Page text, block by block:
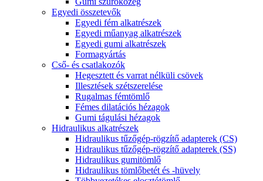
Egyedi összetevők
Egyedi fém alkatrészek
Egyedi műanyag alkatrészek
Egyedi gumi alkatrészek
Formagyártás
Cső- és csatlakozók
Hegesztett és varrat nélküli csövek
Illesztések szétszerelése
Rugalmas fémtömlő
Fémes dilatációs hézagok
Gumi tágulási hézagok
Hidraulikus alkatrészek
Hidraulikus tűzőgép-rögzítő adapterek (CS)
Hidraulikus tűzőgép-rögzítő adapterek (SS)
Hidraulikus gumitömlő
Hidraulikus tömlőbetét és -hüvely